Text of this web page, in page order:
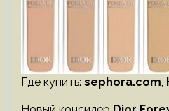
Где купить: sephora.com